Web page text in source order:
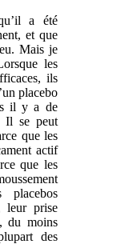
a été
et que
Mais je
les
ils
placebo
il y a de
Il se peut
que les
actif
que les
placebos
leur prise
du moins
des